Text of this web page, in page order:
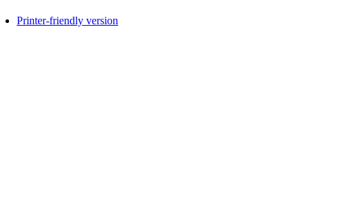
Printer-friendly version